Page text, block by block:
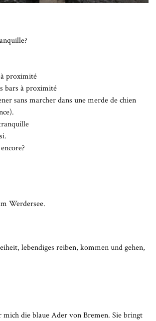
à proximité
bars à proximité
sans marcher dans une merde de chien
Werdersee.
lebendiges reiben, kommen und gehen,
mich die blaue Ader von Bremen. Sie bringt